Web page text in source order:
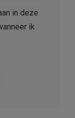
in deze
ik